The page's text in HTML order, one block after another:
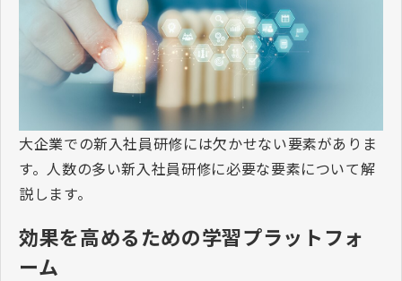
大企業での新入社員研修には欠かせない要素がありま
す。人数の多い新入社員研修に必要な要素について解
説します。
効果を高めるための学習プラットフォ
ーム